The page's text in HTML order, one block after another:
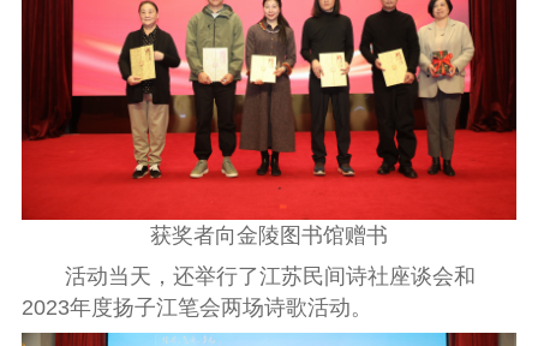
获奖者向金陵图书馆赠书
活动当天 ， 还举行了江苏民间诗社座谈会和
2023年度扬子江笔会两场诗歌活动。